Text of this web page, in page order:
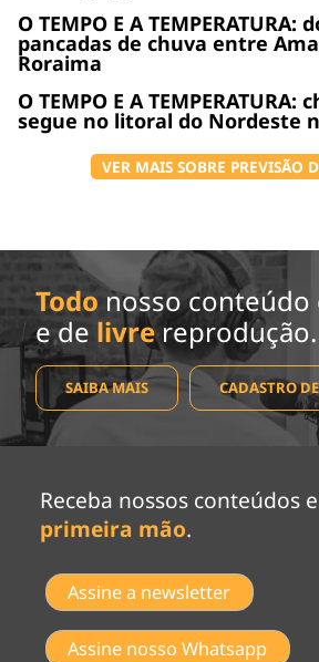
O TEMPO E A
pancadas de chuva entre
Roraima
O TEMPO E A TEMPERATURA:
segue no litoral do Nordeste
VER MAIS SOBRE PREVISÃO
Todo nosso
e de livrereprodução.
SAIBA MAIS CADASTRO
Receba nossos conteúdos
primeira mão.
Assine a newsletter
Assine nosso Whatsapp